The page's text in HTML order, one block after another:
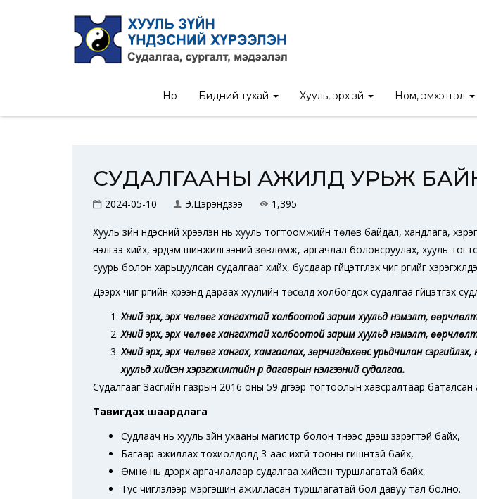
Нүүр Бидний тухай Хууль, эрх зүй Ном, эмхэтгэл
/ Ил тод байдал Ажлын байрны зар
СУДАЛГААНЫ АЖИЛД УРЬЖ
2024-05-10 Э.Цэрэндүзээ 1,395
Хууль зүйн үндэсний хүрээлэн нь хууль тогтоомжийн төлөв байдал, хандлага,
үнэлгээ хийх, эрдэм шинжилгээний зөвлөмж, аргачлал боловсруулах, хууль
суурь болон харьцуулсан судалгааг хийх, бусдаар гүйцэтгүүлэх чиг үүргийг
Дээрх чиг үүргийн хүрээнд дараах хуулийн төсөлд холбогдох судалгаа гүйцэтгэх
Хүний эрх, эрх чөлөөг хангахтай холбоотой зарим хуульд нэмэлт,
Хүний эрх, эрх чөлөөг хангахтай холбоотой зарим хуульд нэмэлт,
Хүний эрх, эрх чөлөөг хангах, хамгаалах, зөрчигдөхөөс урьдчилан
хуульд хийсэн хэрэгжилтийн үр дагаврын үнэлгээний судалгаа.
Судалгааг Засгийн газрын 2016 оны 59 дүгээр тогтоолын хавсралтаар баталсан
Тавигдах шаардлага
Судлаач нь хууль зүйн ухааны магистр болон түүнээс дээш зэрэгтэй байх,
Багаар ажиллах тохиолдолд 3-аас ихгүй тооны гишүүнтэй байх,
Өмнө нь дээрх аргачлалаар судалгаа хийсэн туршлагатай байх,
Тус чиглэлээр мэргэшин ажилласан туршлагатай бол давуу тал болно.